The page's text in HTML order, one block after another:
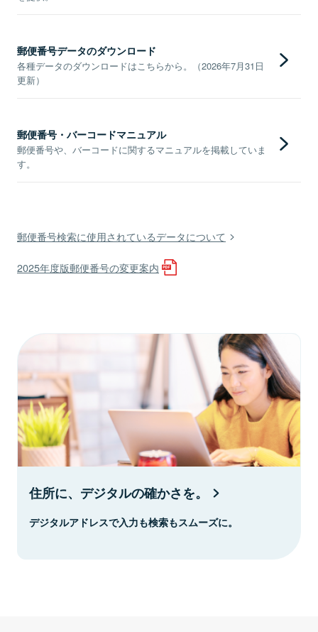
郵便番号データのダウンロード
各種データのダウンロードはこちらから。（2026年7月31日
更新）
郵便番号・バーコードマニュアル
郵便番号や、バーコードに関するマニュアルを掲載していま
す。
郵便番号検索に使用されているデータについて
2025年度版郵便番号の変更案内
住所に、デジタルの確かさを。
デジタルアドレスで入力も検索もスムーズに。